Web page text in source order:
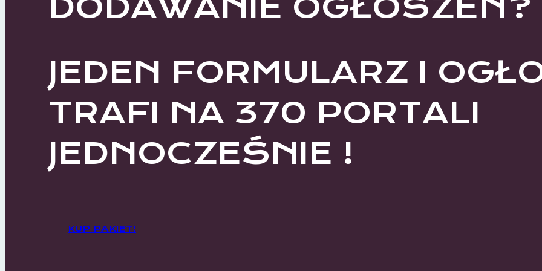
DODAWANIE OGŁOSZEŃ?
JEDEN FORMULARZ I
TRAFI NA 370 PORTALI
JEDNOCZEŚNIE !
KUP PAKIET!